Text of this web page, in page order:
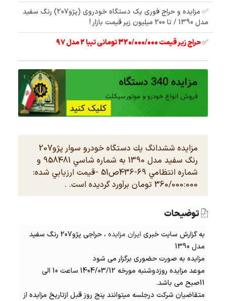
✅ مزایده و حراج فوری یک دستگاه خودروی (پژو207) رنگ سفيد
مدل 1390 / تا 200 میلیون زیر قیمت بازار !
✅حراج زیر قیمت 320/000/000 تومانی تیبا 2 مدل 97
مزایده ششدانگ يك دستگاه خودرو سوار پژو207
رنگ سفيد مدل 1390 به شماره شاسي 958481 و
شماره انتظامي 69-436ص51 -قيمت ارزيابي شده:
360/000:000 تومان برآورد گردیده است. .
توضیحات
به گزارش سایت خبری ایران مزایده
، حراجی پژو207 رنگ سفيد
مدل 1390
مزایده به صورت حضوری برگزار می شود
موعد مزایده روزدوشنبه مورخه 1404/03/12 ساعت 10 الی
11صبح می باشد.
متقاضیان شرکت درجلسه میتوانند پنج روز قبل ازتاریخ مزایده از